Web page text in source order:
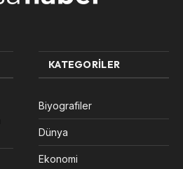
KATEGORILER
Biyografiler
Dünya
Ekonomi